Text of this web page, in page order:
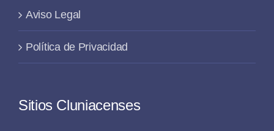
Aviso Legal
Política de Privacidad
Sitios Cluniacenses